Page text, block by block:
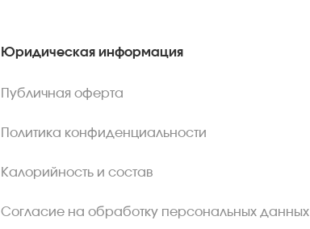
Юридическая информация
Публичная оферта
Политика конфиденциальности
Калорийность и состав
Согласие на обработку персональных данных